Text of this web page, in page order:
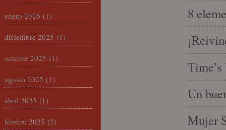
8
Un
Mujer
enero 2026 (1)
diciembre 2025 (1)
octubre 2025 (1)
agosto 2025 (1)
abril 2025 (1)
febrero 2025 (2)